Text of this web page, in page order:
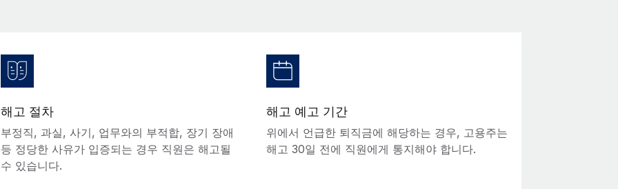
해고 절차
부정직, 과실, 사기, 업무와의 부적합, 장기 장애
등 정당한 사유가 입증되는 경우 직원은 해고될
수 있습니다.
해고 예고 기간
위에서 언급한 퇴직금에 해당하는 경우, 고용주는
해고 30일 전에 직원에게 통지해야 합니다.